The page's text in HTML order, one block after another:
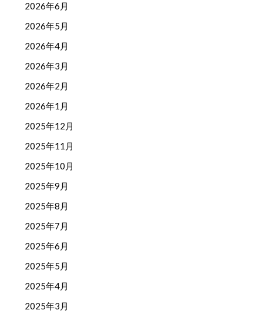
2026年6月
2026年5月
2026年4月
2026年3月
2026年2月
2026年1月
2025年12月
2025年11月
2025年10月
2025年9月
2025年8月
2025年7月
2025年6月
2025年5月
2025年4月
2025年3月